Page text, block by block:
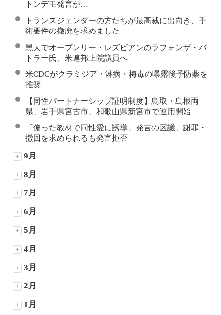
トンデモ発言が…
トランスジェンダーの方たちが最高裁に出向き、手
術要件の撤廃を求めました
黒人でオープンリー・レズビアンのラフォンザ・バ
トラー氏、米連邦上院議員へ
米CDCがクラミジア・淋病・梅毒の曝露後予防薬を
推奨
【同性パートナーシップ証明制度】鳥取・島根両
県、岩手県宮古市、和歌山県新宮市で運用開始
「偏った教材で同性愛に誘導」発言の区議、謝罪・
撤回を求められるも発言拒否
+ 9月
+ 8月
+ 7月
+ 6月
+ 5月
+ 4月
+ 3月
+ 2月
+ 1月